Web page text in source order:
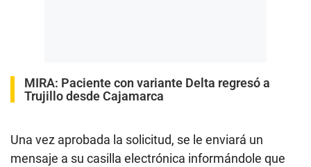
MIRA: Paciente con variante Delta regresó a
Trujillo desde Cajamarca
Una vez aprobada la solicitud, se le enviará un
mensaje a su casilla electrónica informándole que